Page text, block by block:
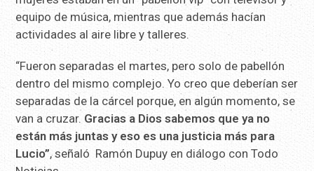
equipo de música, mientras que además hacían
actividades al aire libre y talleres.
“Fueron separadas el martes, pero solo de pabellón
dentro del mismo complejo. Yo creo que deberían ser
separadas de la cárcel porque, en algún momento, se
van a cruzar. Gracias a Dios sabemos que ya no
están más juntas y eso es una justicia más para
Lucio”, señaló Ramón Dupuy en diálogo con Todo